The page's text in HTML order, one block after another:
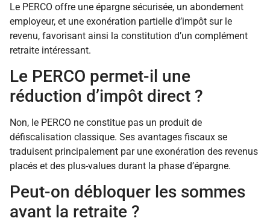
Le PERCO offre une épargne sécurisée, un abondement
employeur, et une exonération partielle d’impôt sur le
revenu, favorisant ainsi la constitution d’un complément
retraite intéressant.
Le PERCO permet-il une
réduction d’impôt direct ?
Non, le PERCO ne constitue pas un produit de
défiscalisation classique. Ses avantages fiscaux se
traduisent principalement par une exonération des revenus
placés et des plus-values durant la phase d’épargne.
Peut-on débloquer les sommes
avant la retraite ?